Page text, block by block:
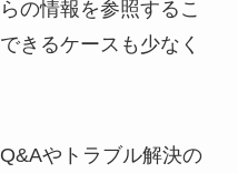
の情報を参照するこ
きるケースも少なく
やトラブル解決の